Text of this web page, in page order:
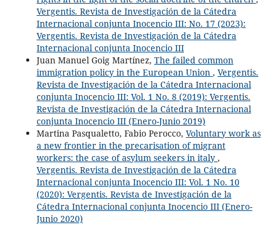
Vergentis. Revista de Investigación de la Cátedra
Internacional conjunta Inocencio III: No. 17 (2023):
Vergentis. Revista de Investigación de la Cátedra
Internacional conjunta Inocencio III
Juan Manuel Goig Martínez, The failed common
immigration policy in the European Union , Vergentis.
Revista de Investigación de la Cátedra Internacional
conjunta Inocencio III: Vol. 1 No. 8 (2019): Vergentis.
Revista de Investigación de la Cátedra Internacional
conjunta Inocencio III (Enero-Junio 2019)
Martina Pasqualetto, Fabio Perocco, Voluntary work as
a new frontier in the precarisation of migrant
workers: the case of asylum seekers in italy ,
Vergentis. Revista de Investigación de la Cátedra
Internacional conjunta Inocencio III: Vol. 1 No. 10
(2020): Vergentis. Revista de Investigación de la
Cátedra Internacional conjunta Inocencio III (Enero-
Junio 2020)